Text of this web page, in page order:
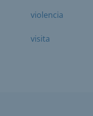
violencia
visita